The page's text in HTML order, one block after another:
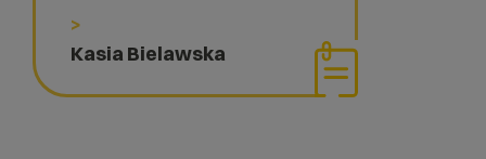
>
Kasia Bielawska